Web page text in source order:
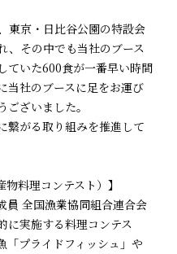
東京・日比谷公園の特設会
、その中でも当社のブース
ていた600食が一番早い時間
当社のブースに足をお運び
ざいました。
繋がる取り組みを推進して
料理コンテスト）】
員 全国漁業協同組合連合会
に実施する料理コンテス
「プライドフィッシュ」や